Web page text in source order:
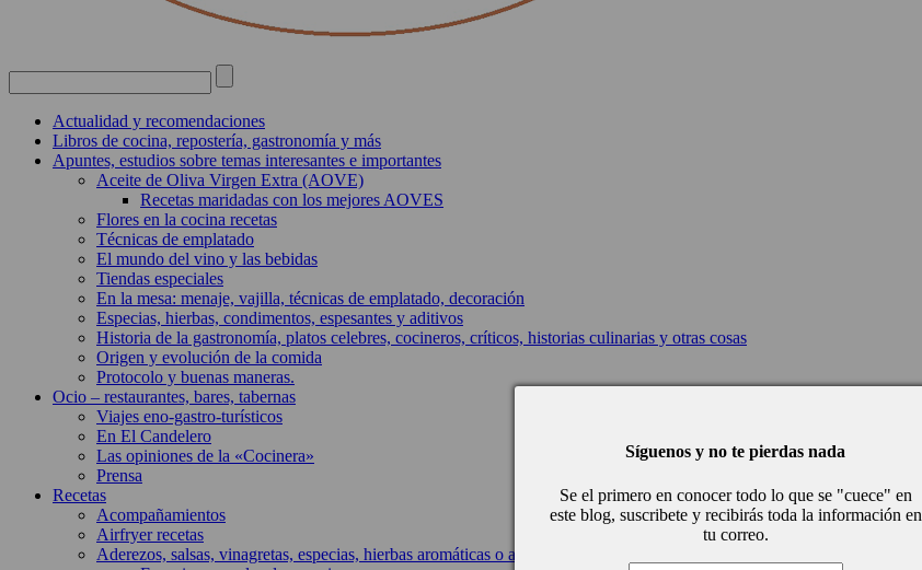
Actualidad y recomendaciones
Libros de cocina, repostería, gastronomía y más
Apuntes, estudios sobre temas interesantes e importantes
Aceite de Oliva Virgen Extra (AOVE)
Recetas maridadas con los mejores AOVES
Flores en la cocina recetas
Técnicas de emplatado
El mundo del vino y las bebidas
Tiendas especiales
En la mesa: menaje, vajilla, técnicas de emplatado, decoración
Especias, hierbas, condimentos, espesantes y aditivos
Historia de la gastronomía, platos celebres, cocineros, críticos, historias culinarias y otras cosas
Origen y evolución de la comida
Protocolo y buenas maneras.
Ocio – restaurantes, bares, tabernas
Viajes eno-gastro-turísticos
En El Candelero
Las opiniones de la «Cocinera»
Prensa
Recetas
Acompañamientos
Airfryer recetas
Aderezos, salsas, vinagretas, especias, hierbas aromáticas o aditivos
Síguenos y no te pierdas nada
Se el primero en conocer todo lo que se "cuece" en
este blog, suscribete y recibirás toda la información en
tu correo.